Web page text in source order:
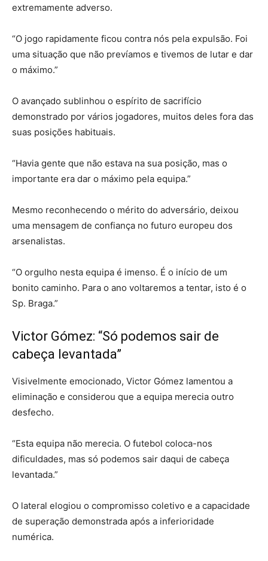
extremamente adverso.
“O jogo rapidamente ficou contra nós pela expulsão. Foi
uma situação que não prevíamos e tivemos de lutar e dar
o máximo.”
O avançado sublinhou o espírito de sacrifício
demonstrado por vários jogadores, muitos deles fora das
suas posições habituais.
“Havia gente que não estava na sua posição, mas o
importante era dar o máximo pela equipa.”
Mesmo reconhecendo o mérito do adversário, deixou
uma mensagem de confiança no futuro europeu dos
arsenalistas.
“O orgulho nesta equipa é imenso. É o início de um
bonito caminho. Para o ano voltaremos a tentar, isto é o
Sp. Braga.”
Victor Gómez: “Só podemos sair de
cabeça levantada”
Visivelmente emocionado, Victor Gómez lamentou a
eliminação e considerou que a equipa merecia outro
desfecho.
“Esta equipa não merecia. O futebol coloca-nos
dificuldades, mas só podemos sair daqui de cabeça
levantada.”
O lateral elogiou o compromisso coletivo e a capacidade
de superação demonstrada após a inferioridade
numérica.